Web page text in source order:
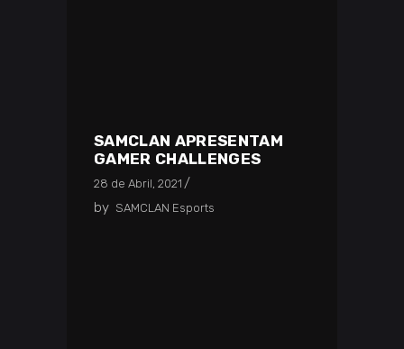
SAMCLAN APRESENTAM
GAMER CHALLENGES
28 de Abril, 2021
by SAMCLAN Esports